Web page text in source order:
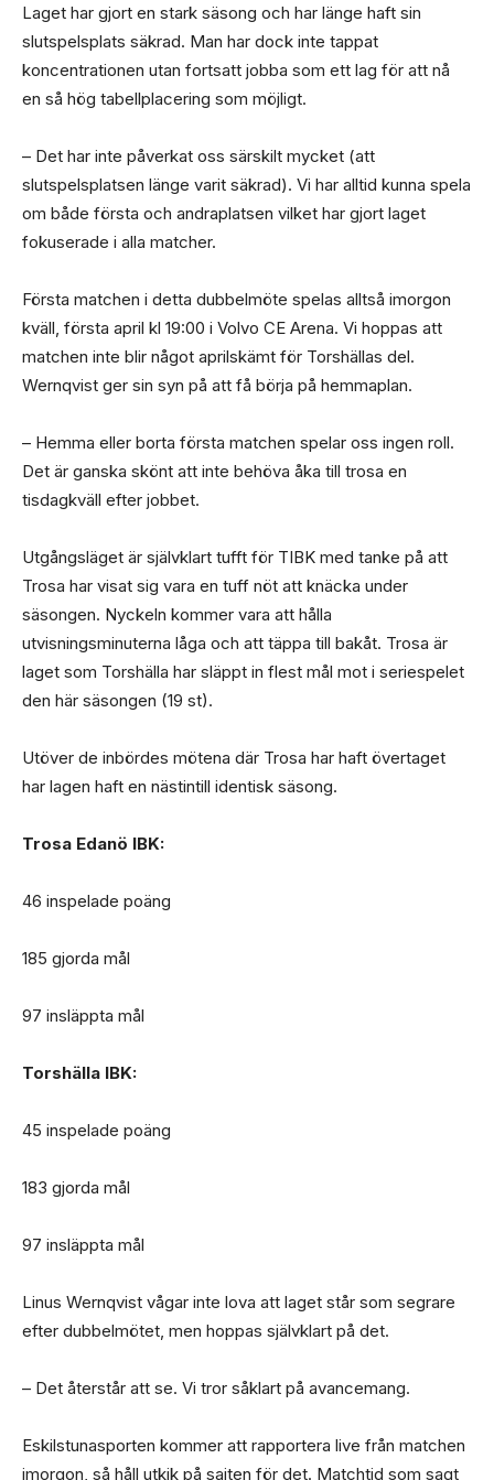
Laget har gjort en stark säsong och har länge haft sin
slutspelsplats säkrad. Man har dock inte tappat
koncentrationen utan fortsatt jobba som ett lag för att nå
en så hög tabellplacering som möjligt.
– Det har inte påverkat oss särskilt mycket (att
slutspelsplatsen länge varit säkrad). Vi har alltid kunna spela
om både första och andraplatsen vilket har gjort laget
fokuserade i alla matcher.
Första matchen i detta dubbelmöte spelas alltså imorgon
kväll, första april kl 19:00 i Volvo CE Arena. Vi hoppas att
matchen inte blir något aprilskämt för Torshällas del.
Wernqvist ger sin syn på att få börja på hemmaplan.
– Hemma eller borta första matchen spelar oss ingen roll.
Det är ganska skönt att inte behöva åka till trosa en
tisdagkväll efter jobbet.
Utgångsläget är självklart tufft för TIBK med tanke på att
Trosa har visat sig vara en tuff nöt att knäcka under
säsongen. Nyckeln kommer vara att hålla
utvisningsminuterna låga och att täppa till bakåt. Trosa är
laget som Torshälla har släppt in flest mål mot i seriespelet
den här säsongen (19 st).
Utöver de inbördes mötena där Trosa har haft övertaget
har lagen haft en nästintill identisk säsong.
Trosa Edanö IBK:
46 inspelade poäng
185 gjorda mål
97 insläppta mål
Torshälla IBK:
45 inspelade poäng
183 gjorda mål
97 insläppta mål
Linus Wernqvist vågar inte lova att laget står som segrare
efter dubbelmötet, men hoppas självklart på det.
– Det återstår att se. Vi tror såklart på avancemang.
Eskilstunasporten kommer att rapportera live från matchen
imorgon, så håll utkik på sajten för det. Matchtid som sagt